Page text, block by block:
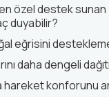
özel destek sunan
duyabilir?
eğrisini
daha dengeli
konforunu